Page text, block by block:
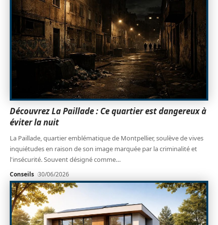
Découvrez La Paillade : Ce quartier est dangereux à
éviter la nuit
La Paillade, quartier emblématique de Montpellier, soulève de vives
inquiétudes en raison de son image marquée par la criminalité et
l'insécurité. Souvent désigné comme…
Conseils 30/06/2026